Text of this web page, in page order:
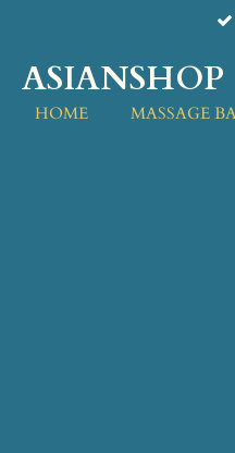
naar
de
hoofdinhoud
ASIANSHOP
HOME MASSAGE